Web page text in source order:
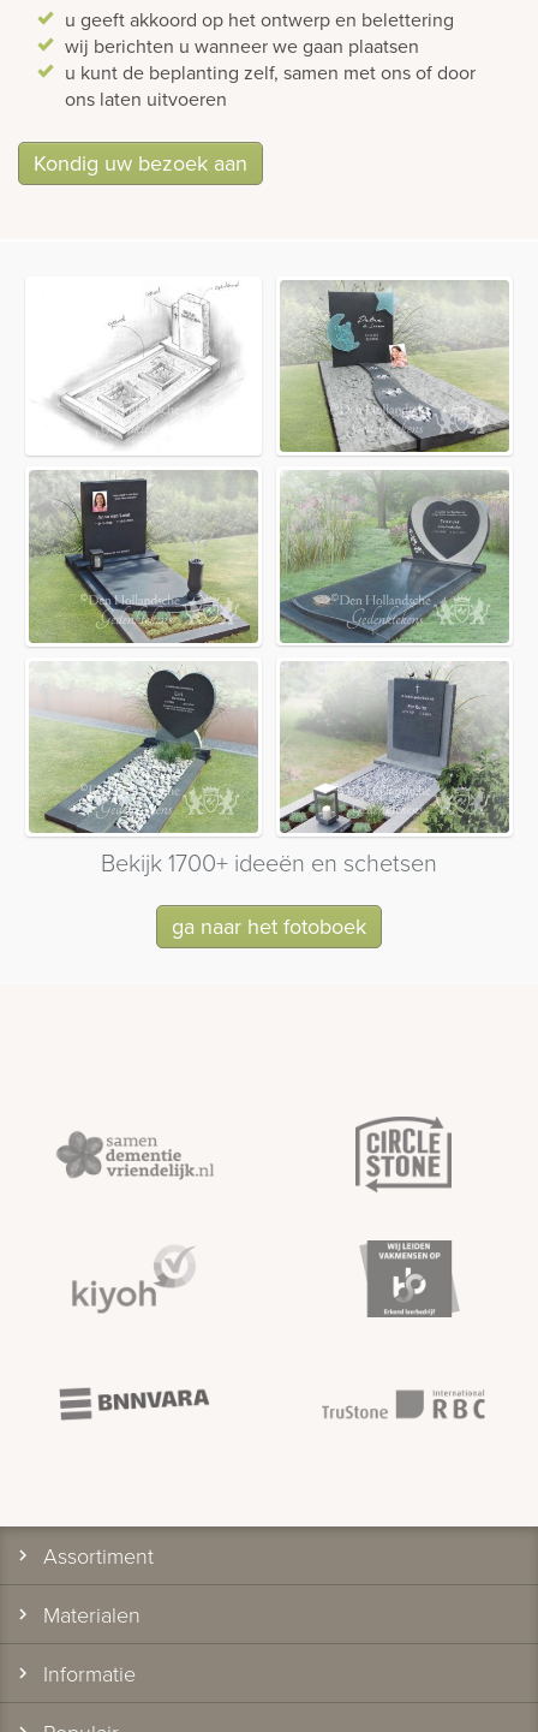
u geeft akkoord op het ontwerp en belettering
wij berichten u wanneer we gaan plaatsen
u kunt de beplanting zelf, samen met ons of door
ons laten uitvoeren
Kondig uw bezoek aan
Bekijk 1700+ ideeën en schetsen
ga naar het fotoboek
Assortiment
Materialen
Informatie